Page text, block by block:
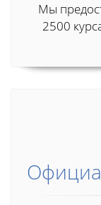
Мы
2500